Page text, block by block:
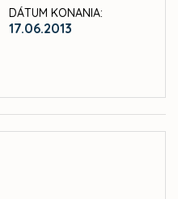
DÁTUM KONANIA:
17.06.2013